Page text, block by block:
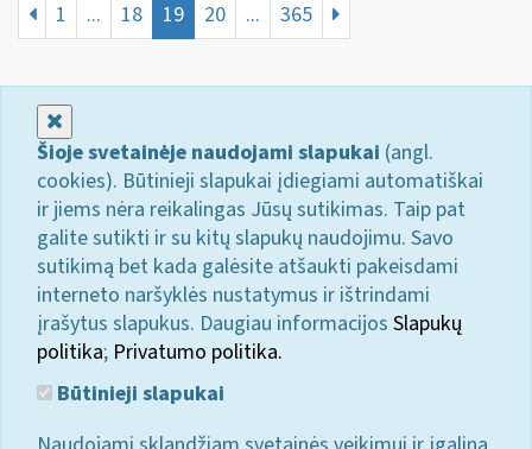
1 ... 18 19 20 ... 365
Šioje svetainėje naudojami slapukai (angl.
cookies). Būtinieji slapukai įdiegiami automatiškai
ir jiems nėra reikalingas Jūsų sutikimas. Taip pat
galite sutikti ir su kitų slapukų naudojimu. Savo
sutikimą bet kada galėsite atšaukti pakeisdami
interneto naršyklės nustatymus ir ištrindami
įrašytus slapukus. Daugiau informacijos Slapukų
politika; Privatumo politika.
Būtinieji slapukai